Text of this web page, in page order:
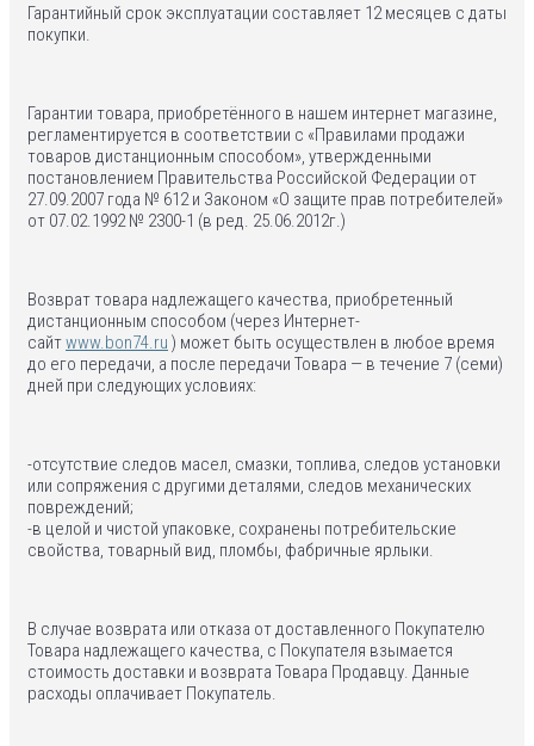
Гарантийный срок эксплуатации составляет 12 месяцев с даты
покупки.
Гарантии товара, приобретённого в нашем интернет магазине,
регламентируется в соответствии с «Правилами продажи
товаров дистанционным способом», утвержденными
постановлением Правительства Российской Федерации от
27.09.2007 года № 612 и Законом «О защите прав потребителей»
от 07.02.1992 № 2300-1 (в ред. 25.06.2012г.)
Возврат товара надлежащего качества, приобретенный
дистанционным способом (через Интернет-
сайтwww.bon74.ru ) может быть осуществлен в любое время
до его передачи, а после передачи Товара — в течение 7 (семи)
дней при следующих условиях:
-отсутствие следов масел, смазки, топлива, следов установки
или сопряжения с другими деталями, следов механических
повреждений;
-в целой и чистой упаковке, сохранены потребительские
свойства, товарный вид, пломбы, фабричные ярлыки.
В случае возврата или отказа от доставленного Покупателю
Товара надлежащего качества, с Покупателя взымается
стоимость доставки и возврата Товара Продавцу. Данные
расходы оплачивает Покупатель.